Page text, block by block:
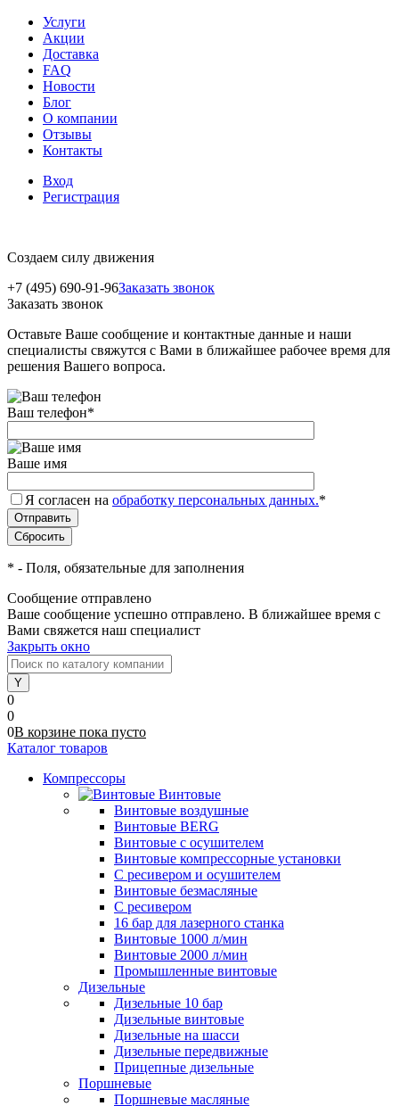
Услуги
Акции
Доставка
FAQ
Новости
Блог
О компании
Отзывы
Контакты
Вход
Регистрация
Создаем силу движения
+7 (495) 690-91-96Заказать звонок
Заказать звонок
Оставьте Ваше сообщение и контактные данные и наши
специалисты свяжутся с Вами в ближайшее рабочее время для
решения Вашего вопроса.
Ваш телефон*
Ваше имя
Я согласен на обработку персональных данных.*
* - Поля, обязательные для заполнения
Сообщение отправлено
Ваше сообщение успешно отправлено. В ближайшее время с
Вами свяжется наш специалист
Закрыть окно
0
0
0В корзине пока пусто
Каталог товаров
Компрессоры
Винтовые
Винтовые воздушные
Винтовые BERG
Винтовые с осушителем
Винтовые компрессорные установки
C ресивером и осушителем
Винтовые безмасляные
C ресивером
16 бар для лазерного станка
Винтовые 1000 л/мин
Винтовые 2000 л/мин
Промышленные винтовые
Дизельные
Дизельные 10 бар
Дизельные винтовые
Дизельные на шасси
Дизельные передвижные
Прицепные дизельные
Поршневые
Поршневые масляные